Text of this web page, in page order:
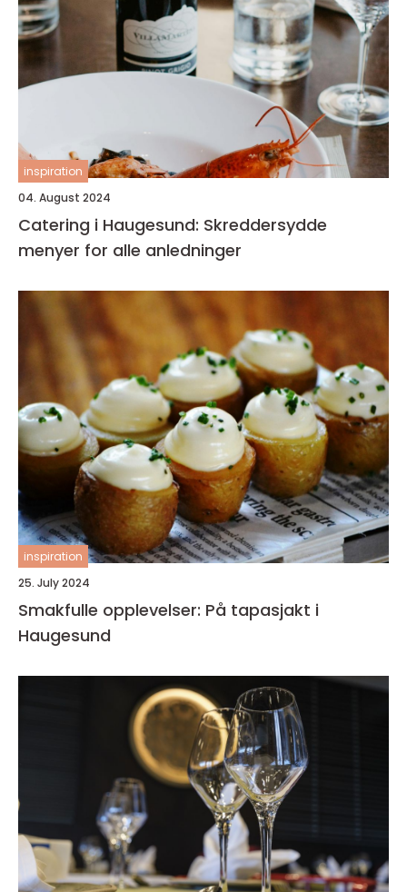
inspiration
04. August 2024
Catering i Haugesund: Skreddersydde
menyer for alle anledninger
inspiration
25. July 2024
Smakfulle opplevelser: På tapasjakt i
Haugesund